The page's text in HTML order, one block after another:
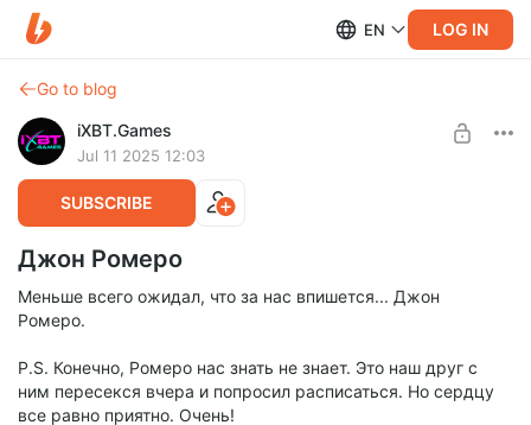
EN LOG IN
Go to blog
iXBT.Games
Jul 11 2025 12:03
SUBSCRIBE
Джон Ромеро
Меньше всего ожидал, что за нас впишется... Джон
Ромеро.
P.S. Конечно, Ромеро нас знать не знает. Это наш друг с
ним пересекся вчера и попросил расписаться. Но сердцу
все равно приятно. Очень!